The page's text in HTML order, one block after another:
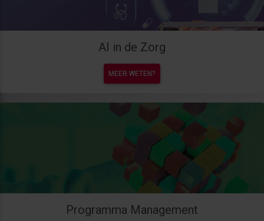
AI in de Zorg
MEER WETEN?
Programma Management